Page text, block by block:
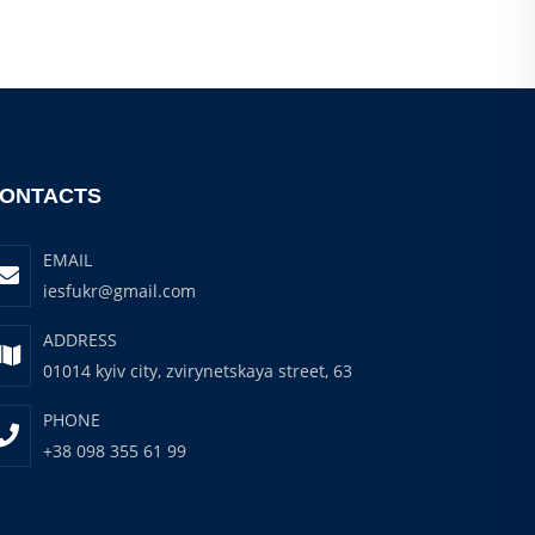
EMAIL
iesfukr@gmail.com
ADDRESS
01014 kyiv city, zvirynetskaya street, 63
PHONE
+38 098 355 61 99